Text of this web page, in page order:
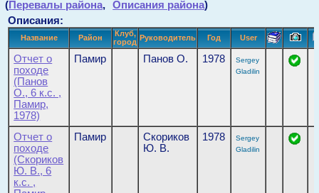
(Перевалы района, Описания района)
Описания:
Название Район
Клуб,
город Руководитель Год User
Отчет о
походе
(Панов
О., 6 к.с. ,
Памир,
1978)
Памир Панов О. 1978
Sergey
Gladilin
Отчет о
походе
(Скориков
Ю. В., 6
к.с. ,
Памир
Скориков
Ю. В.
1978
Sergey
Gladilin